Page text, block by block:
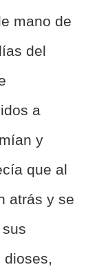
mano de
del
a
y
que al
atrás y se
dioses,